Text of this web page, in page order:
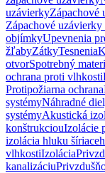
uzávierkyZápachové
Zápachové
objímkyUpevnenia
žľabyZátkyTesnenia
otvorSpotrebný
ochrana proti vlhkosti
Protipožiarna ochrana
systémyNáhradné
systémyAkustická
konštrukciouIzolácie
izolácia hluku
vlhkostiIzolácia
kanalizáciu